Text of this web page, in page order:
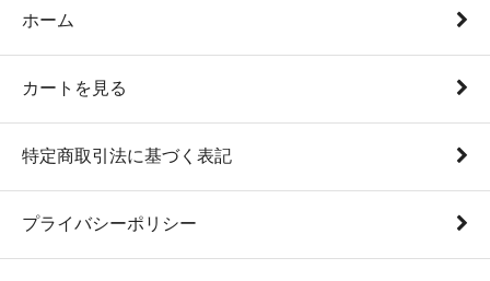
ホーム
カートを見る
特定商取引法に基づく表記
プライバシーポリシー